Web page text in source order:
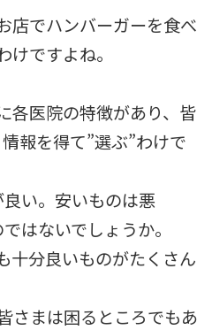
店でハンバーガーを食べ
けですよね。
各医院の特徴があり、皆
報を得て”選ぶ”わけで
い。安いものは悪
はないでしょうか。
十分良いものがたくさん
さまは困るところでもあ